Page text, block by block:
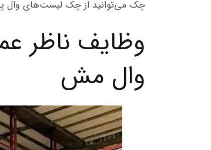
چک می‌توانید از چک لیست‌های وال
وظایف ناظر
وال مش